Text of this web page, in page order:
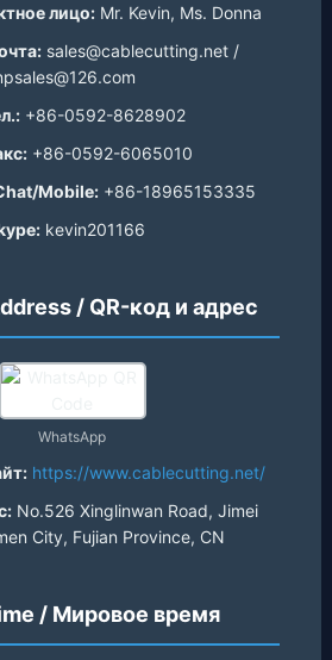
лицо: Mr. Kevin, Ms. Donna
sales@cablecutting.net /
+86-0592-8628902
+86-0592-6065010
Mobile: +86-18965153335
kevin201166
/ QR-код и адрес
WhatsApp
https://www.cablecutting.net/
No.526 Xinglinwan Road, Jimei
City, Fujian Province, CN
/ Мировое время